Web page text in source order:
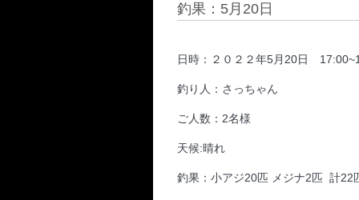
釣果：5月20日
日時：２０２２年5月20日
釣り人：さっちゃん
ご人数：2名様
天候:晴れ
釣果：小アジ20匹 メジナ2匹 計22